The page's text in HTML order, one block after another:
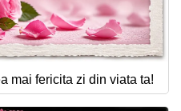
mai fericita zi din viata ta!